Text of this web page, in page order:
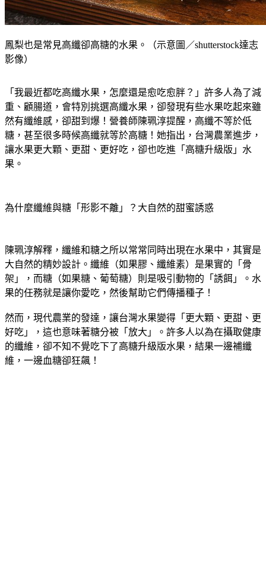
鳳梨也是常見高纖卻高糖的水果。（示意圖／shutterstock達志
「我最近都吃高纖水果，怎麼還是愈吃愈胖？」許多人為了減
重、顧腸道，會特別挑選高纖水果，卻發現有些水果吃起來雖
然有纖維感，卻甜到爆！營養師陳珮淳提醒，高纖不等於低
糖，甚至很多時候高纖就等於高糖！她指出，台灣農業進步，
讓水果更大顆、更甜、更好吃，卻也吃進「高糖升級版」水
陳珮淳解釋，纖維和糖之所以常常同時出現在水果中，其實是
大自然的精妙設計。纖維（如果膠、纖維素）是果實的「骨
架」，而糖（如果糖、葡萄糖）則是吸引動物的「誘餌」。水
然而，現代農業的發達，讓台灣水果變得「更大顆、更甜、更
好吃」，這也意味著糖分被「放大」。許多人以為在攝取健康
的纖維，卻不知不覺吃下了高糖升級版水果，結果一邊補纖